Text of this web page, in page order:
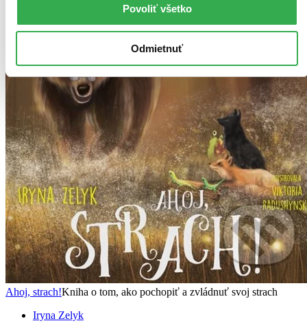
Povoliť všetko
Odmietnuť
Ahoj, strach!Kniha o tom, ako pochopiť a zvládnuť svoj strach
Iryna Zelyk